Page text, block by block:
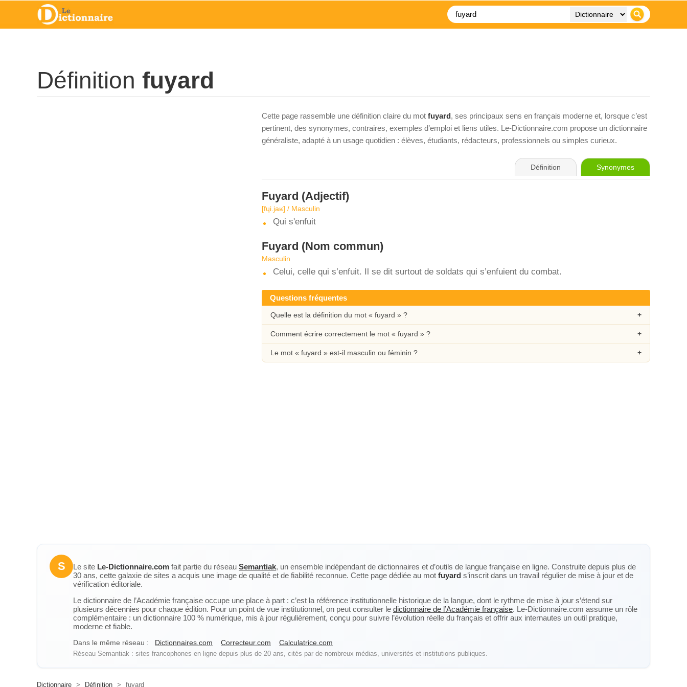
Définition fuyard
Cette page rassemble une définition claire du mot fuyard, ses principaux sens en français moderne et, lorsque c’est
pertinent, des synonymes, contraires, exemples d’emploi et liens utiles. Le-Dictionnaire.com propose un dictionnaire
généraliste, adapté à un usage quotidien : élèves, étudiants, rédacteurs, professionnels ou simples curieux.
Définition Synonymes
Fuyard (Adjectif)
[fɥi.jaʁ] / Masculin
Qui s'enfuit
Fuyard (Nom commun)
Masculin
Celui, celle qui s’enfuit. Il se dit surtout de soldats qui s’enfuient du combat.
Questions fréquentes
Quelle est la définition du mot « fuyard » ?
Comment écrire correctement le mot « fuyard » ?
Le mot « fuyard » est-il masculin ou féminin ?
S Le site Le-Dictionnaire.com fait partie du réseau Semantiak, un ensemble indépendant de dictionnaires et d’outils de langue française en ligne. Construite depuis plus de
30 ans, cette galaxie de sites a acquis une image de qualité et de fiabilité reconnue. Cette page dédiée au mot fuyard s’inscrit dans un travail régulier de mise à jour et de
vérification éditoriale.
Le dictionnaire de l’Académie française occupe une place à part : c’est la référence institutionnelle historique de la langue, dont le rythme de mise à jour s’étend sur
plusieurs décennies pour chaque édition. Pour un point de vue institutionnel, on peut consulter le dictionnaire de l’Académie française. Le-Dictionnaire.com assume un rôle
complémentaire : un dictionnaire 100 % numérique, mis à jour régulièrement, conçu pour suivre l’évolution réelle du français et offrir aux internautes un outil pratique,
moderne et fiable.
Dans le même réseau : Dictionnaires.com Correcteur.com Calculatrice.com
Réseau Semantiak : sites francophones en ligne depuis plus de 20 ans, cités par de nombreux médias, universités et institutions publiques.
Dictionnaire > Définition > fuyard